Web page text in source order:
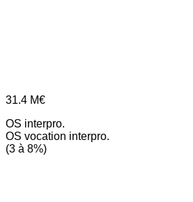
31.4 M€
OS interpro.
OS vocation interpro.
(3 à 8%)